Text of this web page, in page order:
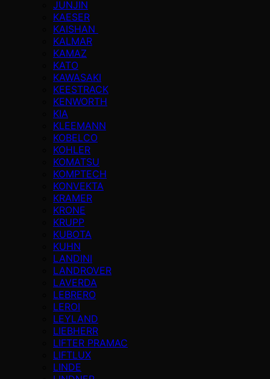
JUNJIN
KAESER
KAISHAN
KALMAR
KAMAZ
KATO
KAWASAKI
KEESTRACK
KENWORTH
KIA
KLEEMANN
KOBELCO
KOHLER
KOMATSU
KOMPTECH
KONVEKTA
KRAMER
KRONE
KRUPP
KUBOTA
KUHN
LANDINI
LANDROVER
LAVERDA
LEBRERO
LEROI
LEYLAND
LIEBHERR
LIFTER PRAMAC
LIFTLUX
LINDE